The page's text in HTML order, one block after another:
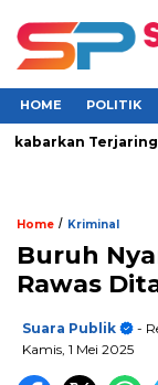
HOME POLITIK
Terjaring
Home / Kriminal
Buruh
Rawas
Suara Publik
-
Kamis, 1 Mei 2025